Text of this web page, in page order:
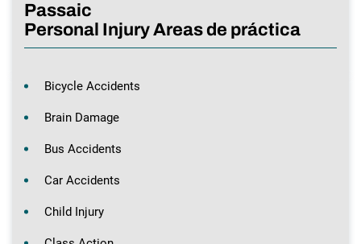
Passaic
Personal Injury Areas de práctica
Bicycle Accidents
Brain Damage
Bus Accidents
Car Accidents
Child Injury